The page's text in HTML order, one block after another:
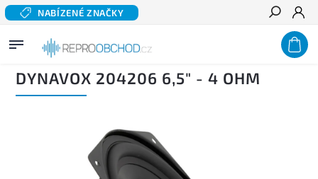
NABÍZENÉ ZNAČKY
Hledat
Domů/ Domácí audio/Komponentní reproduktory hi-fi
Basové a středobasové
reproduktory/DYNAVOX 204206 6,5" - 4 Ohm
DYNAVOX 204206 6,5" - 4 OHM